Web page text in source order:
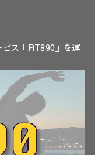
ビス「FiT890」を運